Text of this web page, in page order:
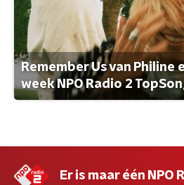
Remember Us van Philine
week NPO Radio 2
Er is maar één NPO